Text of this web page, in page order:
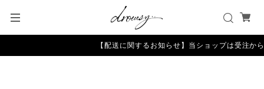
【配送に関するお知らせ】当ショップは受注か